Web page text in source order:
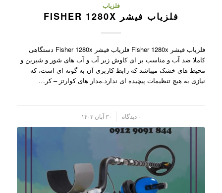
فلزیاب
فلزیاب فیشر FISHER 1280X
فلزیاب فیشر Fisher 1280x فلزیاب فیشر Fisher 1280x دستگاهی
کاملا ضد آب و مناسب بر ای کاوش زیر آب و آب های شور و شیرین و
محیط های خشک میباشد که رابط کاربری آن به گونه ای است، که
نیازی به هیچ تنظیمات پیچیده ای ندارد.مدار های کوارتز – کر…
۰ دیدگاه ۳۰ آبان ۱۴۰۳